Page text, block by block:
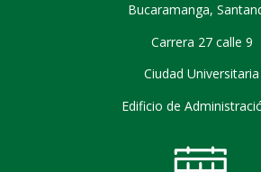
Bucaramanga,
Carrera 27 calle 9
Ciudad Universitaria
Edificio de